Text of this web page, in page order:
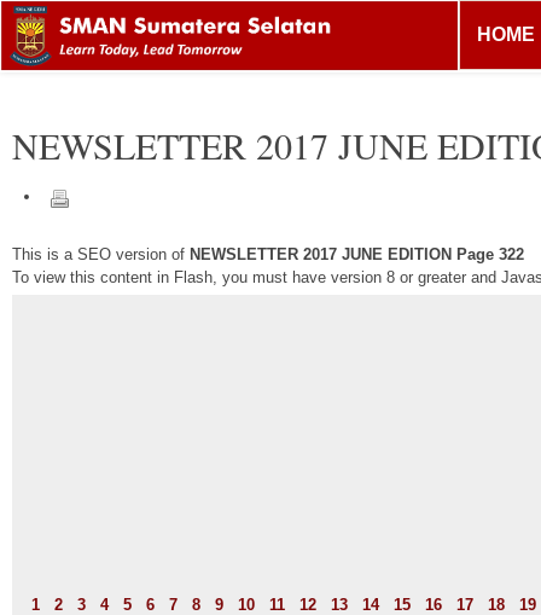
HOME
NEWSLETTER 2017 JUNE
This is a SEO version of NEWSLETTER 2017 JUNE EDITION Page 322
To view this content in Flash, you must have version 8 or greater and
1 2 3 4 5 6 7 8 9 10 11 12 13 14 15 16 17 18
19